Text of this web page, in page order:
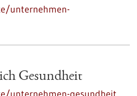
unternehmen-
Gesundheit
unternehmen-gesundheit